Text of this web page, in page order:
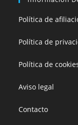
Política de
Política de
Política de
Aviso legal
Contacto